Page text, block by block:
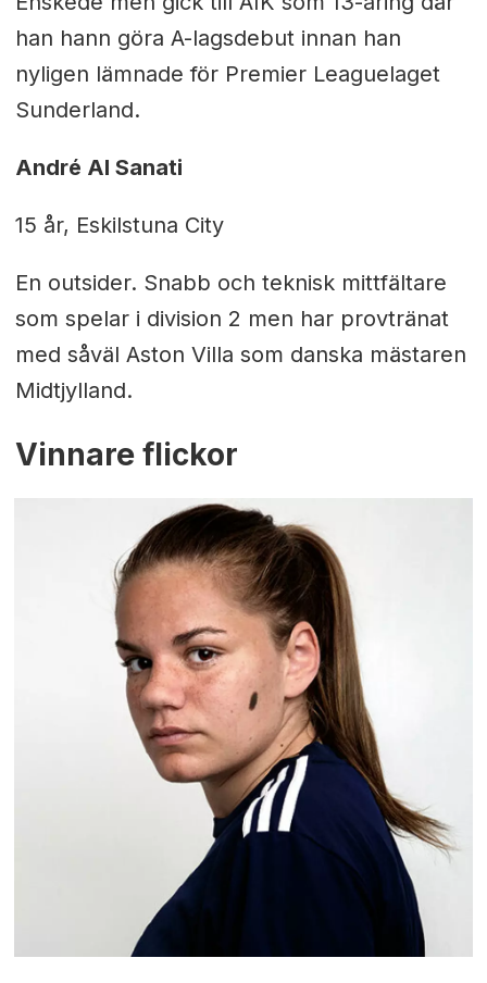
han hann göra A-lagsdebut innan han
nyligen lämnade för Premier Leaguelaget
Sunderland.
André Al Sanati
15 år, Eskilstuna City
En outsider. Snabb och teknisk mittfältare
som spelar i division 2 men har provtränat
med såväl Aston Villa som danska mästaren
Midtjylland.
Vinnare flickor